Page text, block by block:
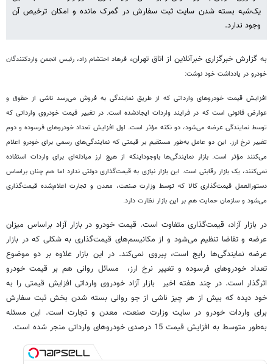
یک‌شبه بسته شدن سایت ثبت سفارش در گمرک مانده و امکان ترخیص آن
وجود ندارد.
به گزارش خبرگزاری خبرآنلاین از اتاق تهران، فرهاد احتشام زاد، رئیس انجمن واردکنندگان
خودرو در یادداشت خود نوشت:
افزایش قیمت خودروهای وارداتی که از طریق نمایندگی به فروش می‌رسد ناشی از حقوق و
عوارض قانونی است که در فرایند واردات ایجادشده است. در تغییر قیمت خودروی وارداتی که
توسط نمایندگی عرضه می‌شود، دو نکته مؤثر است. اول افزایش تعداد خودروهای فرسوده و دوم
تغییر نرخ ارز. این دو عامل به‌طور مستقیم بر قیمتی که نمایندگی‌های رسمی برای خودرو اعلام
می‌کنند مؤثر است. بازار نمایندگی‌ها باوجوداینکه از هیچ ارز مبادله‌ای برای واردات استفاده
نمی‌کنند، یک بازار رقابتی است. این بازار نیازی به قیمت‌گذاری دولتی ندارد اما هم چنان براساس
دستورالعمل قیمت‌گذاری کالا که توسط وزارت صنعت، معدن و تجارت اعلام‌شده قیمت‌گذاری
می‌شود و سازمان حمایت هم بر این بازار نظارت دارد.
در بازار آزاد، قیمت‌گذاری متفاوت است. قیمت خودرو در بازار آزاد براساس میزان
عرضه و تقاضا تنظیم می‌شود و از مکانیسم‌های قیمت‌گذاری به شکلی که در بازار
عرضه نمایندگی‌ها رایج است، پیروی نمی‌کند. در این بازار علاوه بر دو موضوع
تعداد خودروهای فرسوده و تغییر نرخ ارز، مسائل روانی هم بر قیمت خودرو
اثرگذار است. در چند هفته اخیر بازار آزاد خودروی وارداتی افزایش قیمتی را به
خود دیده که بیش از هر چیز ناشی از جو روانی بسته شدن بخش ثبت سفارش
برای واردات خودرو در سایت وزارت صنعت، معدن و تجارت است. این مسئله
به‌طور متوسط به افزایش قیمت 15 درصدی خودروهای وارداتی منجر شده است.